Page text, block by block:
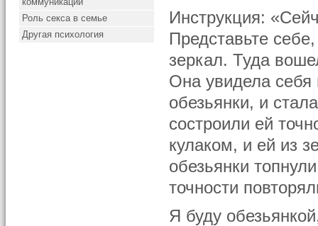
Роль секса в семье
Другая психология
Инструкция:
Представьте
зеркал. Туда
Она увидела себя
обезьянки, и
состроили ей
кулаком, и ей из
обезьянки
точности
Я буду